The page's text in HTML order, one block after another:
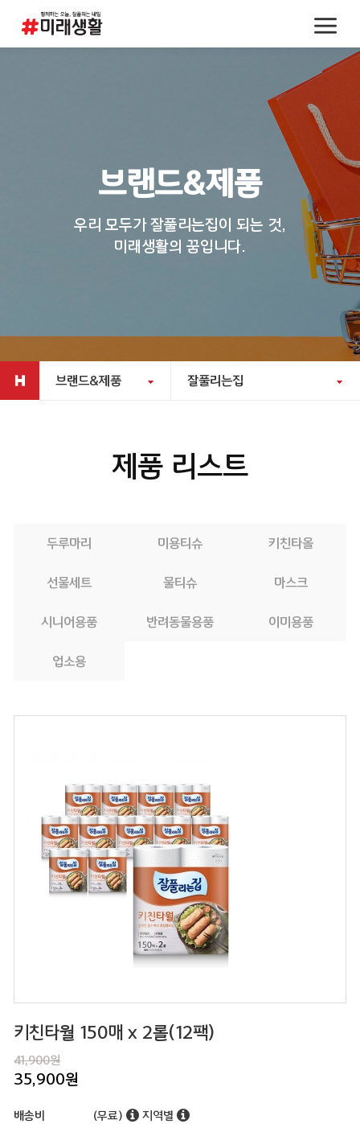
브랜드&제품
우리 모두가 잘풀리는집이 되는 것,
미래생활의 꿈입니다.
브랜드&제품 잘풀리는집
제품 리스트
두루마리 미용티슈 키친타올
선물세트 물티슈 마스크
시니어용품 반려동물용품 이미용품
업소용
키친타월 150매 x 2롤(12팩)
41,900원
35,900원
배송비 (무료) 지역별